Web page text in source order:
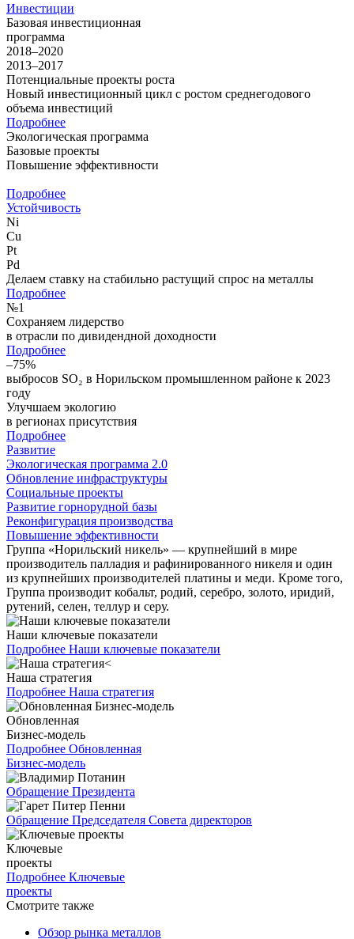
Инвестиции
Базовая инвестиционная
программа
2018–2020
2013–2017
Потенциальные проекты роста
Новый инвестиционный цикл с ростом среднегодового
объема инвестиций
Подробнее
Экологическая программа
Базовые проекты
Повышение эффективности
Подробнее
Устойчивость
Ni
Cu
Pt
Pd
Делаем ставку на стабильно растущий спрос на металлы
Подробнее
№1
Сохраняем лидерство
в отрасли по дивидендной доходности
Подробнее
–75%
выбросов SO₂ в Норильском промышленном районе к 2023
году
Улучшаем экологию
в регионах присутствия
Подробнее
Развитие
Экологическая программа 2.0
Обновление инфраструктуры
Социальные проекты
Развитие горнорудной базы
Реконфигурация производства
Повышение эффективности
Группа «Норильский никель» — крупнейший в мире
производитель палладия и рафинированного никеля и один
из крупнейших производителей платины и меди. Кроме того,
Группа производит кобальт, родий, серебро, золото, иридий,
рутений, селен, теллур и серу.
Наши ключевые показатели
Подробнее Наши ключевые показатели
Наша стратегия
Подробнее Наша стратегия
Обновленная
Бизнес-модель
Подробнее Обновленная
Бизнес-модель
Обращение Президента
Обращение Председателя Совета директоров
Ключевые
проекты
Подробнее Ключевые
проекты
Смотрите также
Обзор рынка металлов